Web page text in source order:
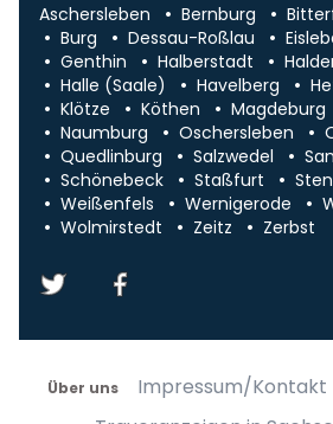
Aschersleben Bernburg
Burg
Dessau-Roßlau
Genthin
Halberstadt
Halle (Saale)
Havelberg
Klötze
Köthen Magdeburg
Naumburg
Oschersleben
Quedlinburg
Salzwedel
Schönebeck
Staßfurt
Weißenfels
Wernigerode
Wolmirstedt
Zeitz Zerbst
Über uns Impressum/Kontakt